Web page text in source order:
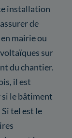
installation
de
en mairie ou
sur
du chantier.
il est
le bâtiment
tel est le